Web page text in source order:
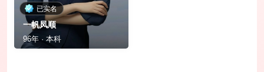
已实名
一帆凤顺
96年 · 本科